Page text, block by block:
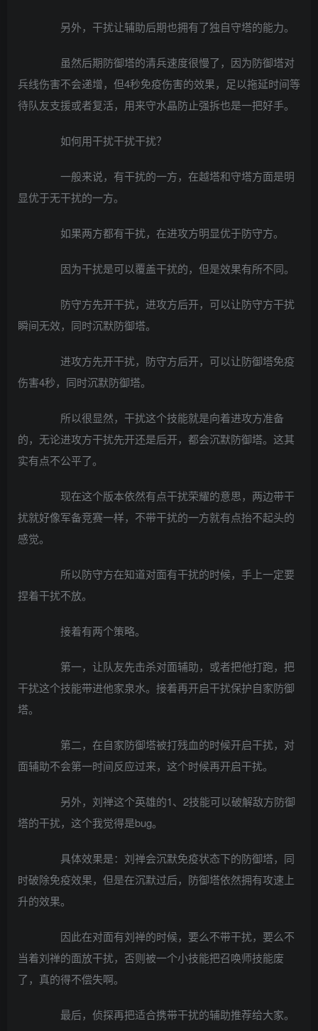
另外，干扰让辅助后期也拥有了独自守塔的能力。
虽然后期防御塔的清兵速度很慢了，因为防御塔对
兵线伤害不会递增，但4秒免疫伤害的效果，足以拖延时间等
待队友支援或者复活，用来守水晶防止强拆也是一把好手。
如何用干扰干扰干扰？
一般来说，有干扰的一方，在越塔和守塔方面是明
显优于无干扰的一方。
如果两方都有干扰，在进攻方明显优于防守方。
因为干扰是可以覆盖干扰的，但是效果有所不同。
防守方先开干扰，进攻方后开，可以让防守方干扰
瞬间无效，同时沉默防御塔。
进攻方先开干扰，防守方后开，可以让防御塔免疫
伤害4秒，同时沉默防御塔。
所以很显然，干扰这个技能就是向着进攻方准备
的，无论进攻方干扰先开还是后开，都会沉默防御塔。这其
实有点不公平了。
现在这个版本依然有点干扰荣耀的意思，两边带干
扰就好像军备竞赛一样，不带干扰的一方就有点抬不起头的
感觉。
所以防守方在知道对面有干扰的时候，手上一定要
捏着干扰不放。
接着有两个策略。
第一，让队友先击杀对面辅助，或者把他打跑，把
干扰这个技能带进他家泉水。接着再开启干扰保护自家防御
塔。
第二，在自家防御塔被打残血的时候开启干扰，对
面辅助不会第一时间反应过来，这个时候再开启干扰。
另外，刘禅这个英雄的1、2技能可以破解敌方防御
塔的干扰，这个我觉得是bug。
具体效果是：刘禅会沉默免疫状态下的防御塔，同
时破除免疫效果，但是在沉默过后，防御塔依然拥有攻速上
升的效果。
因此在对面有刘禅的时候，要么不带干扰，要么不
当着刘禅的面放干扰，否则被一个小技能把召唤师技能废
了，真的得不偿失啊。
最后，侦探再把适合携带干扰的辅助推荐给大家。